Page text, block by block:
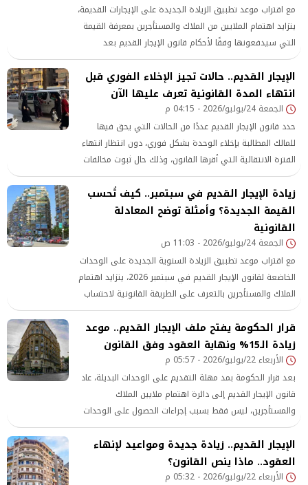
مع اقتراب موعد تطبيق الزيادة الجديدة على الإيجارات القديمة،
يتزايد اهتمام الملايين من الملاك والمستأجرين بمعرفة القيمة
التي سيدفعونها وفقًا لأحكام قانون الإيجار القديم بعد
تعديلاته الأخيرة.
الإيجار القديم.. حالات تجيز الإخلاء الفوري قبل
انتهاء المدة القانونية تعرف عليها الآن
الجمعة 24/يوليو/2026 - 04:15 م
حدد قانون الإيجار القديم عددًا من الحالات التي يحق فيها
للمالك المطالبة بإخلاء الوحدة بشكل فوري، دون انتظار انتهاء
الفترة الانتقالية التي أقرها القانون، وذلك حال ثبوت مخالفات
جسيمة من جانب المستأجر.
زيادة الإيجار القديم في سبتمبر.. كيف تُحسب
القيمة الجديدة؟ وأمثلة توضح المعادلة
القانونية
الجمعة 24/يوليو/2026 - 11:03 ص
مع اقتراب موعد تطبيق الزيادة السنوية الجديدة على الوحدات
الخاضعة لقانون الإيجار القديم في سبتمبر 2026، يتزايد اهتمام
الملاك والمستأجرين بالتعرف على الطريقة القانونية لاحتساب
القيمة الإيجارية الجديدة، خاصة في ظل تطبيق زيادة سنوية
بنسبة 15% طوال الفترة الانتقالية.
قرار الحكومة يفتح ملف الإيجار القديم.. موعد
زيادة الـ15% ونهاية العقود وفق القانون
الأربعاء 22/يوليو/2026 - 05:57 م
بعد قرار الحكومة بمد مهلة التقديم على الوحدات البديلة، عاد
قانون الإيجار القديم إلى دائرة اهتمام ملايين الملاك
والمستأجرين، ليس فقط بسبب إجراءات الحصول على الوحدات
الجديدة، ولكن أيضًا بسبب القواعد التي وضعها القانون لتنظيم
المرحلة الانتقالية
الإيجار القديم.. زيادة جديدة ومواعيد لإنهاء
العقود.. ماذا ينص القانون؟
الأربعاء 22/يوليو/2026 - 05:32 م